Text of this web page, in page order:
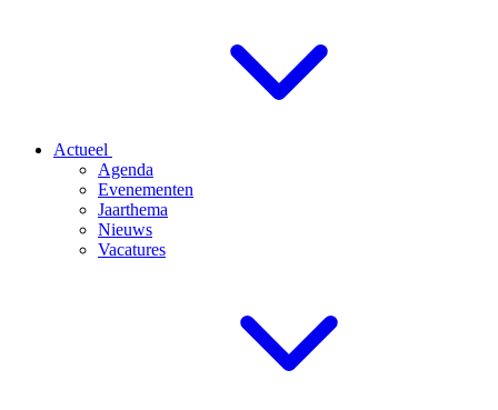
Actueel
Agenda
Evenementen
Jaarthema
Nieuws
Vacatures